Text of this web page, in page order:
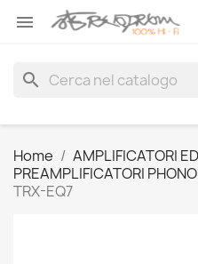

search
Home
AMPLIFICATORI
PREAMPLIFICATORI
TRX-EQ7